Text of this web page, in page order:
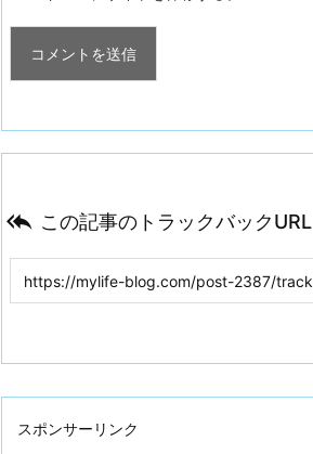
 この記事のトラックバックURL
スポンサーリンク